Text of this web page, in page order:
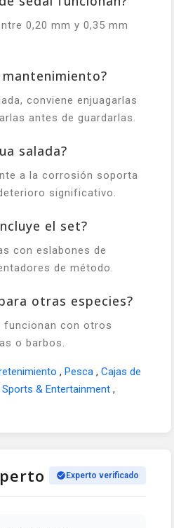
0,20 mm y 0,35 mm
conviene enjuagarlas
antes de guardarlas.
salada?
a la corrosión soporta
significativo.
el set?
con eslabones de
de método.
otras especies?
funcionan con otros
o barbos.
, Pesca , Cajas de
Sports & Entertainment ,
Experto verificado